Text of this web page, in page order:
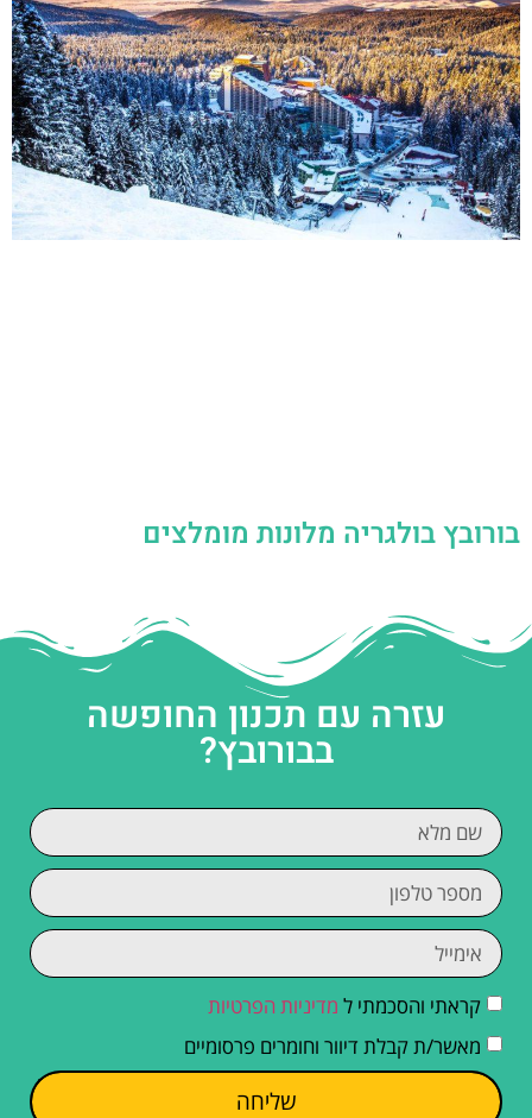
בורובץ בולגריה מלונות מומלצים
עזרה עם תכנון החופשה
בבורובץ?
קראתי והסכמתי ל מדיניות הפרטיות
מאשר/ת קבלת דיוור וחומרים פרסומיים
שליחה